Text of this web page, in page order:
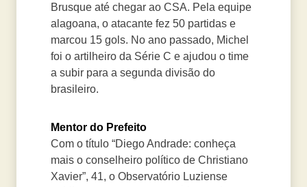
Brusque até chegar ao CSA. Pela equipe
alagoana, o atacante fez 50 partidas e
marcou 15 gols. No ano passado, Michel
foi o artilheiro da Série C e ajudou o time
a subir para a segunda divisão do
brasileiro.
Mentor do Prefeito
Com o título “Diego Andrade: conheça
mais o conselheiro político de Christiano
Xavier”, 41, o Observatório Luziense